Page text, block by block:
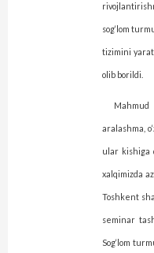
sog‘lom
tizimini
olib borildi.
Mahmud
aralashma,
ular kishiga
xalqimizda
Toshkent
seminar
Sog‘lom